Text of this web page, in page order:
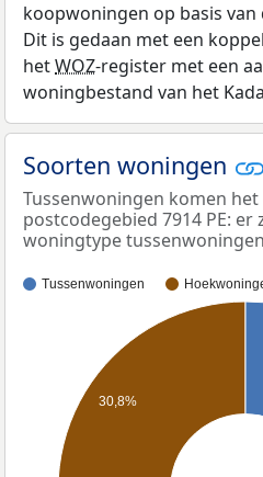
koopwoningen op basis van
Dit is gedaan met een
hetWOZ-register met een
woningbestand van het
Soorten woningen
Tussenwoningen komen
postcodegebied 7914 PE:
woningtype
Tussenwoningen
30,8%